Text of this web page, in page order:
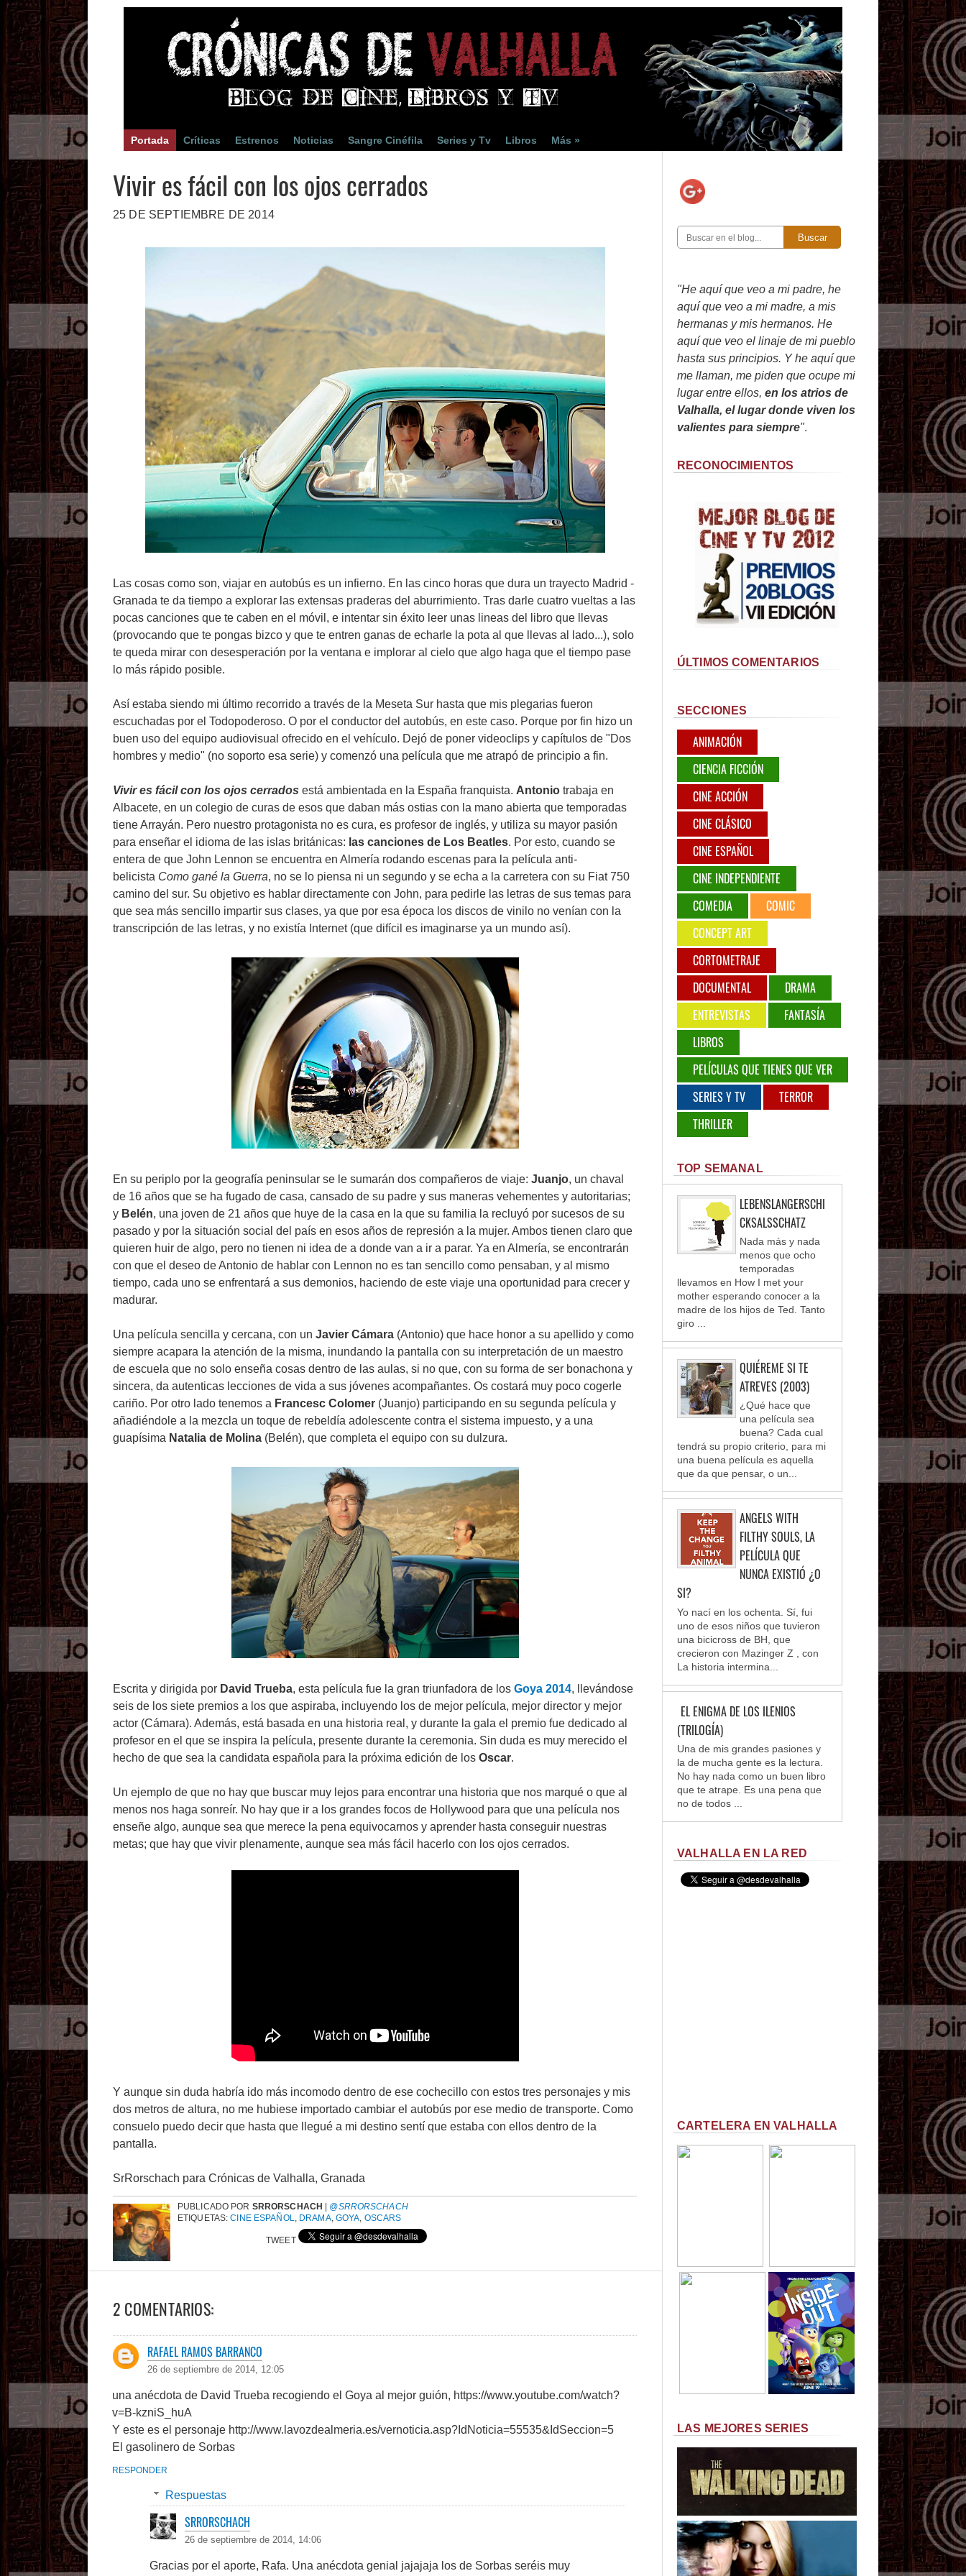
Portada Críticas Estrenos Noticias Sangre Cinéfila Series y Tv Libros Más »
Vivir es fácil con los ojos cerrados
25 DE SEPTIEMBRE DE 2014
Las cosas como son, viajar en autobús es un infierno. En las cinco horas que dura un trayecto Madrid -
Granada te da tiempo a explorar las extensas praderas del aburrimiento. Tras darle cuatro vueltas a las
pocas canciones que te caben en el móvil, e intentar sin éxito leer unas lineas del libro que llevas
(provocando que te pongas bizco y que te entren ganas de echarle la pota al que llevas al lado...), solo
te queda mirar con desesperación por la ventana e implorar al cielo que algo haga que el tiempo pase
lo más rápido posible.
Así estaba siendo mi último recorrido a través de la Meseta Sur hasta que mis plegarias fueron
escuchadas por el Todopoderoso. O por el conductor del autobús, en este caso. Porque por fin hizo un
buen uso del equipo audiovisual ofrecido en el vehículo. Dejó de poner videoclips y capítulos de "Dos
hombres y medio" (no soporto esa serie) y comenzó una película que me atrapó de principio a fin.
Vivir es fácil con los ojos cerrados está ambientada en la España franquista. Antonio trabaja en
Albacete, en un colegio de curas de esos que daban más ostias con la mano abierta que temporadas
tiene Arrayán. Pero nuestro protagonista no es cura, es profesor de inglés, y utiliza su mayor pasión
para enseñar el idioma de las islas británicas: las canciones de Los Beatles. Por esto, cuando se
entera de que John Lennon se encuentra en Almería rodando escenas para la película anti-
belicista Como gané la Guerra, no se lo piensa ni un segundo y se echa a la carretera con su Fiat 750
camino del sur. Su objetivo es hablar directamente con John, para pedirle las letras de sus temas para
que sea más sencillo impartir sus clases, ya que por esa época los discos de vinilo no venían con la
transcripción de las letras, y no existía Internet (que difícil es imaginarse ya un mundo así).
En su periplo por la geografía peninsular se le sumarán dos compañeros de viaje: Juanjo, un chaval
de 16 años que se ha fugado de casa, cansado de su padre y sus maneras vehementes y autoritarias;
y Belén, una joven de 21 años que huye de la casa en la que su familia la recluyó por sucesos de su
pasado y por la situación social del país en esos años de represión a la mujer. Ambos tienen claro que
quieren huir de algo, pero no tienen ni idea de a donde van a ir a parar. Ya en Almería, se encontrarán
con que el deseo de Antonio de hablar con Lennon no es tan sencillo como pensaban, y al mismo
tiempo, cada uno se enfrentará a sus demonios, haciendo de este viaje una oportunidad para crecer y
madurar.
Una película sencilla y cercana, con un Javier Cámara (Antonio) que hace honor a su apellido y como
siempre acapara la atención de la misma, inundando la pantalla con su interpretación de un maestro
de escuela que no solo enseña cosas dentro de las aulas, si no que, con su forma de ser bonachona y
sincera, da autenticas lecciones de vida a sus jóvenes acompañantes. Os costará muy poco cogerle
cariño. Por otro lado tenemos a Francesc Colomer (Juanjo) participando en su segunda película y
añadiéndole a la mezcla un toque de rebeldía adolescente contra el sistema impuesto, y a una
guapísima Natalia de Molina (Belén), que completa el equipo con su dulzura.
Escrita y dirigida por David Trueba, esta película fue la gran triunfadora de los Goya 2014, llevándose
seis de los siete premios a los que aspiraba, incluyendo los de mejor película, mejor director y mejor
actor (Cámara). Además, está basada en una historia real, y durante la gala el premio fue dedicado al
profesor en el que se inspira la película, presente durante la ceremonia. Sin duda es muy merecido el
hecho de que sea la candidata española para la próxima edición de los Oscar.
Un ejemplo de que no hay que buscar muy lejos para encontrar una historia que nos marqué o que al
menos nos haga sonreír. No hay que ir a los grandes focos de Hollywood para que una película nos
enseñe algo, aunque sea que merece la pena equivocarnos y aprender hasta conseguir nuestras
metas; que hay que vivir plenamente, aunque sea más fácil hacerlo con los ojos cerrados.
Y aunque sin duda habría ido más incomodo dentro de ese cochecillo con estos tres personajes y mis
dos metros de altura, no me hubiese importado cambiar el autobús por ese medio de transporte. Como
consuelo puedo decir que hasta que llegué a mi destino sentí que estaba con ellos dentro de la
pantalla.
SrRorschach para Crónicas de Valhalla, Granada
PUBLICADO POR SRRORSCHACH
@SRRORSCHACH
ETIQUETAS:CINE ESPAÑOL, DRAMA, GOYA, OSCARS
TWEET
2 COMENTARIOS:
RAFAEL RAMOS BARRANCO
26 de septiembre de 2014, 12:05
una anécdota de David Trueba recogiendo el Goya al mejor guión, https://www.youtube.com/watch?
v=B-kzniS_huA
Y este es el personaje http://www.lavozdealmeria.es/vernoticia.asp?IdNoticia=55535&IdSeccion=5
El gasolinero de Sorbas
RESPONDER
Respuestas
SRRORSCHACH
26 de septiembre de 2014, 14:06
Gracias por el aporte, Rafa. Una anécdota genial jajajaja los de Sorbas seréis muy
Buscar
"He aquí que veo a mi padre, he
aquí que veo a mi madre, a mis
hermanas y mis hermanos. He
aquí que veo el linaje de mi pueblo
hasta sus principios. Y he aquí que
me llaman, me piden que ocupe mi
lugar entre ellos, en los atrios de
Valhalla, el lugar donde viven los
valientes para siempre".
RECONOCIMIENTOS
ÚLTIMOS COMENTARIOS
SECCIONES
ANIMACIÓN
CIENCIA FICCIÓN
CINE ACCIÓN
CINE CLÁSICO
CINE ESPAÑOL
CINE INDEPENDIENTE
COMEDIA
COMIC
CONCEPT ART
CORTOMETRAJE
DOCUMENTAL
DRAMA
ENTREVISTAS
FANTASÍA
LIBROS
PELÍCULAS QUE TIENES QUE VER
SERIES Y TV
TERROR
THRILLER
TOP SEMANAL
LEBENSLANGERSCHI
CKSALSSCHATZ
Nada más y nada
menos que ocho
temporadas
llevamos en How I met your
mother esperando conocer a la
madre de los hijos de Ted. Tanto
giro ...
QUIÉREME SI TE
ATREVES (2003)
¿Qué hace que
una película sea
buena? Cada cual
tendrá su propio criterio, para mi
una buena película es aquella
que da que pensar, o un...
ANGELS WITH
FILTHY SOULS, LA
PELÍCULA QUE
NUNCA EXISTIÓ ¿O
SI?
Yo nací en los ochenta. Sí, fui
uno de esos niños que tuvieron
una bicicross de BH, que
crecieron con Mazinger Z , con
La historia intermina...
EL ENIGMA DE LOS ILENIOS
(TRILOGÍA)
Una de mis grandes pasiones y
la de mucha gente es la lectura.
No hay nada como un buen libro
que te atrape. Es una pena que
no de todos ...
VALHALLA EN LA RED
CARTELERA EN VALHALLA
LAS MEJORES SERIES